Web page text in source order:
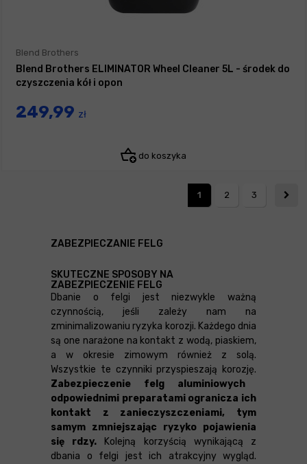
Blend Brothers
Blend Brothers ELIMINATOR Wheel Cleaner 5L - środek do
czyszczenia kół i opon
249,99 zł
do koszyka
1 2 3
ZABEZPIECZANIE FELG
SKUTECZNE SPOSOBY NA
ZABEZPIECZENIE FELG
Dbanie o felgi jest niezwykle ważną
czynnością, jeśli zależy nam na
zminimalizowaniu ryzyka korozji. Każdego dnia
są one narażone na kontakt z wodą, piaskiem,
a w okresie zimowym również z solą.
Wszystkie te czynniki przyspieszają korozję.
Zabezpieczenie felg aluminiowych
odpowiednimi preparatami ogranicza ich
kontakt z zanieczyszczeniami, tym
samym zmniejszając ryzyko pojawienia
się rdzy. Kolejną korzyścią wynikającą z
dbania o felgi jest ich atrakcyjny wygląd.